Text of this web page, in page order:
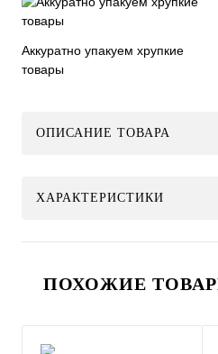
Аккуратно упакуем хрупкие
товары
ОПИСАНИЕ ТОВАРА
ХАРАКТЕРИСТИКИ
ПОХОЖИЕ